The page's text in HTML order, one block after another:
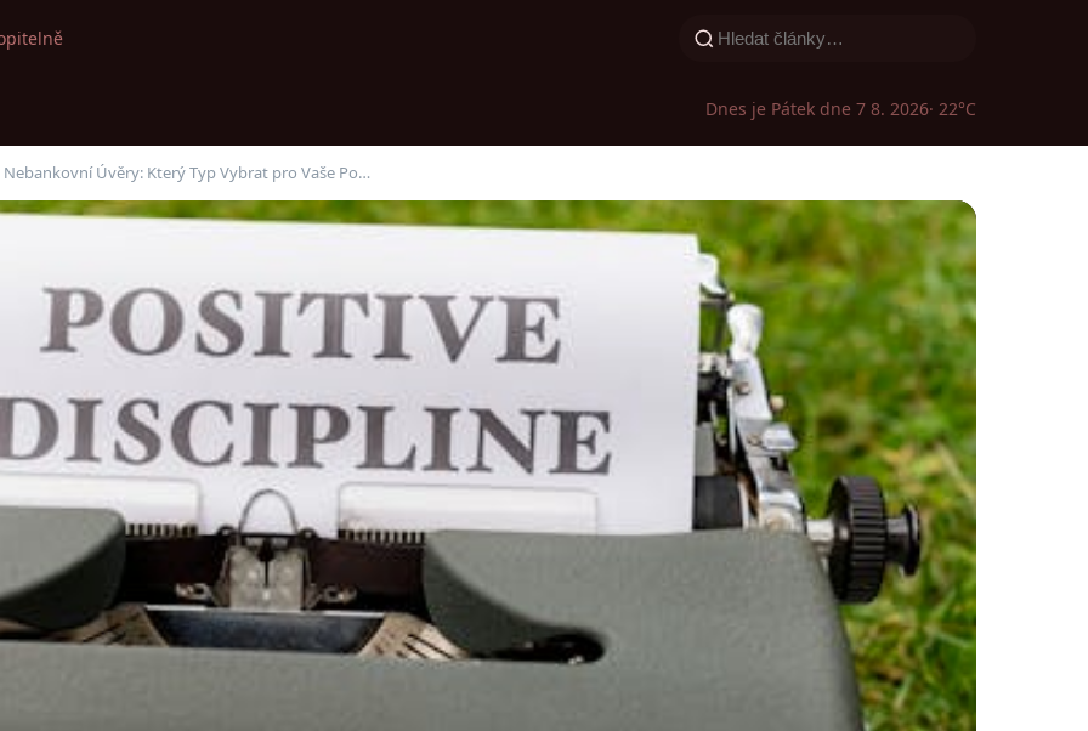
Dnes je Pátek dne 7 8. 2026· 22°C
Nebankovní Úvěry: Který Typ Vybrat pro Vaše Po…